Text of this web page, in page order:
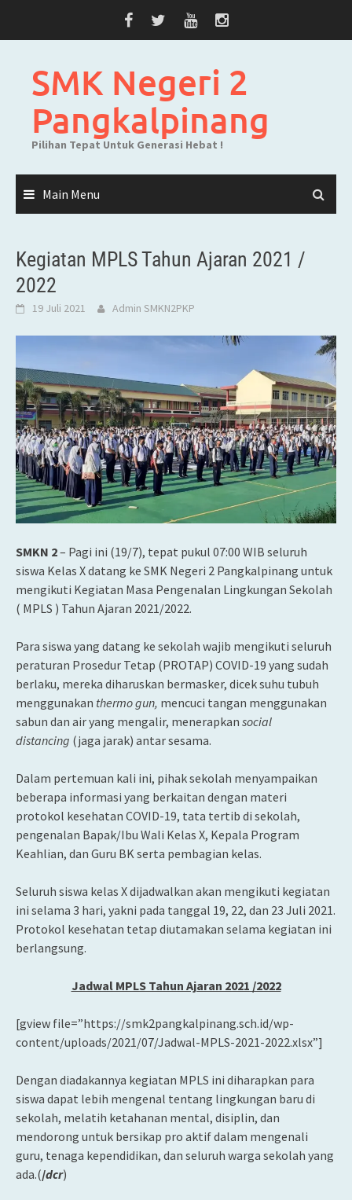
SMK Negeri 2
Pangkalpinang
Pilihan Tepat Untuk Generasi Hebat !
Main Menu
Kegiatan MPLS Tahun Ajaran 2021 /
2022
19 Juli 2021 Admin SMKN2PKP
SMKN 2– Pagi ini (19/7), tepat pukul 07:00 WIB seluruh
siswa Kelas X datang ke SMK Negeri 2 Pangkalpinang untuk
mengikuti Kegiatan Masa Pengenalan Lingkungan Sekolah
( MPLS ) Tahun Ajaran 2021/2022.
Para siswa yang datang ke sekolah wajib mengikuti seluruh
peraturan Prosedur Tetap (PROTAP) COVID-19 yang sudah
berlaku, mereka diharuskan bermasker, dicek suhu tubuh
menggunakan thermo gun, mencuci tangan menggunakan
sabun dan air yang mengalir, menerapkan social
distancing (jaga jarak) antar sesama.
Dalam pertemuan kali ini, pihak sekolah menyampaikan
beberapa informasi yang berkaitan dengan materi
protokol kesehatan COVID-19, tata tertib di sekolah,
pengenalan Bapak/Ibu Wali Kelas X, Kepala Program
Keahlian, dan Guru BK serta pembagian kelas.
Seluruh siswa kelas X dijadwalkan akan mengikuti kegiatan
ini selama 3 hari, yakni pada tanggal 19, 22, dan 23 Juli 2021.
Protokol kesehatan tetap diutamakan selama kegiatan ini
berlangsung.
Jadwal MPLS Tahun Ajaran 2021 /2022
[gview file=”https://smk2pangkalpinang.sch.id/wp-
content/uploads/2021/07/Jadwal-MPLS-2021-2022.xlsx”]
Dengan diadakannya kegiatan MPLS ini diharapkan para
siswa dapat lebih mengenal tentang lingkungan baru di
sekolah, melatih ketahanan mental, disiplin, dan
mendorong untuk bersikap pro aktif dalam mengenali
guru, tenaga kependidikan, dan seluruh warga sekolah yang
ada.(/dcr)